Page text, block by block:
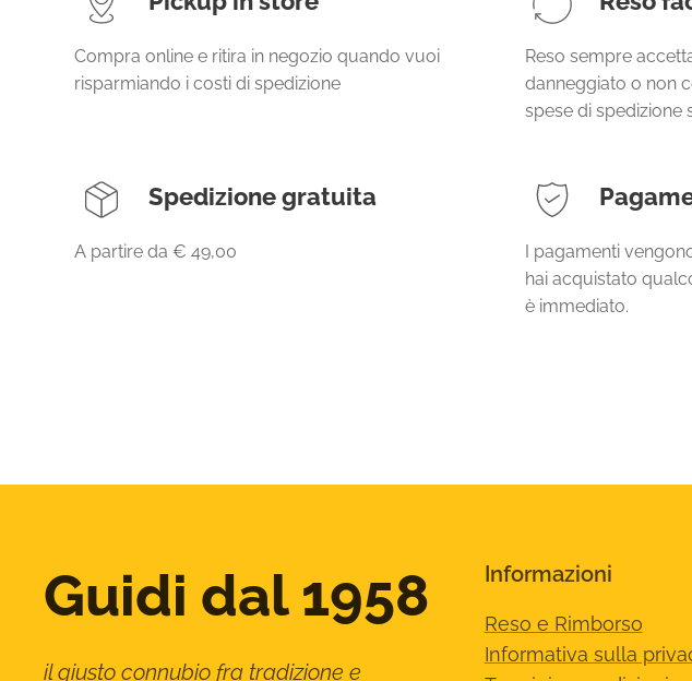
Compra online e ritira in negozio quando vuoi
risparmiando i costi di spedizione
Reso sempre
danneggiato o non
spese di spedizione
Spedizione gratuita
A partire da € 49,00
I pagamenti
hai acquistato
è immediato.
Guidi dal 1958
il giusto connubio fra tradizione e
Informazioni
Reso e Rimborso
Informativa sulla